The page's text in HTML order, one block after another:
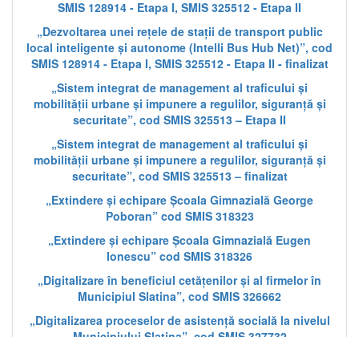
SMIS 128914 - Etapa I, SMIS 325512 - Etapa II
„Dezvoltarea unei rețele de stații de transport public
local inteligente și autonome (Intelli Bus Hub Net)”, cod
SMIS 128914 - Etapa I, SMIS 325512 - Etapa II - finalizat
„Sistem integrat de management al traficului și
mobilității urbane și impunere a regulilor, siguranță și
securitate”, cod SMIS 325513 – Etapa II
„Sistem integrat de management al traficului și
mobilității urbane și impunere a regulilor, siguranță și
securitate”, cod SMIS 325513 – finalizat
„Extindere și echipare Școala Gimnazială George
Poboran” cod SMIS 318323
„Extindere și echipare Școala Gimnazială Eugen
Ionescu” cod SMIS 318326
„Digitalizare în beneficiul cetățenilor și al firmelor în
Municipiul Slatina”, cod SMIS 326662
„Digitalizarea proceselor de asistență socială la nivelul